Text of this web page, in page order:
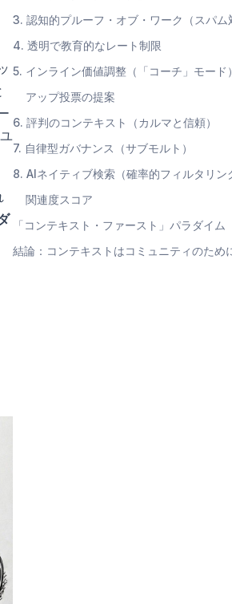
3. 認知的プルーフ・オブ・ワーク（スパム
4. 透明で教育的なレート制限
5. インライン価値調整（「コーチ」モード）
アップ投票の提案
6. 評判のコンテキスト（カルマと信頼）
7. 自律型ガバナンス（サブモルト）
8. AIネイティブ検索（確率的フィルタリン
関連度スコア
「コンテキスト・ファースト」パラダイム
結論：コンテキストはコミュニティのため